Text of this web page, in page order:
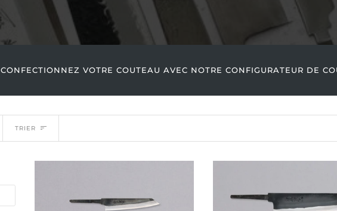
CONFECTIONNEZ VOTRE COUTEAU AVEC NOTRE CONFIGURATEUR DE
TRIER
TRIER